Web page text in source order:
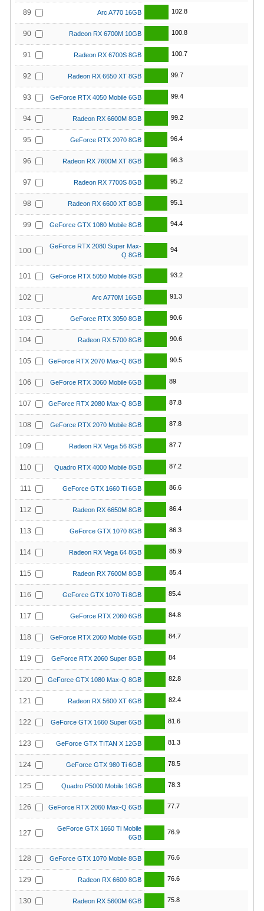
89 Arc A770 16GB 102.8
90 Radeon RX 6700M 10GB 100.8
91 Radeon RX 6700S 8GB 100.7
92 Radeon RX 6650 XT 8GB 99.7
93 GeForce RTX 4050 Mobile 6GB 99.4
94 Radeon RX 6600M 8GB 99.2
95 GeForce RTX 2070 8GB 96.4
96 Radeon RX 7600M XT 8GB 96.3
97 Radeon RX 7700S 8GB 95.2
98 Radeon RX 6600 XT 8GB 95.1
99 GeForce GTX 1080 Mobile 8GB 94.4
100
GeForce RTX 2080 Super Max-
Q 8GB
94
101 GeForce RTX 5050 Mobile 8GB 93.2
102 Arc A770M 16GB 91.3
103 GeForce RTX 3050 8GB 90.6
104 Radeon RX 5700 8GB 90.6
105 GeForce RTX 2070 Max-Q 8GB 90.5
106 GeForce RTX 3060 Mobile 6GB 89
107 GeForce RTX 2080 Max-Q 8GB 87.8
108 GeForce RTX 2070 Mobile 8GB 87.8
109 Radeon RX Vega 56 8GB 87.7
110 Quadro RTX 4000 Mobile 8GB 87.2
111 GeForce GTX 1660 Ti 6GB 86.6
112 Radeon RX 6650M 8GB 86.4
113 GeForce GTX 1070 8GB 86.3
114 Radeon RX Vega 64 8GB 85.9
115 Radeon RX 7600M 8GB 85.4
116 GeForce GTX 1070 Ti 8GB 85.4
117 GeForce RTX 2060 6GB 84.8
118 GeForce RTX 2060 Mobile 6GB 84.7
119 GeForce RTX 2060 Super 8GB 84
120 GeForce GTX 1080 Max-Q 8GB 82.8
121 Radeon RX 5600 XT 6GB 82.4
122 GeForce GTX 1660 Super 6GB 81.6
123 GeForce GTX TITAN X 12GB 81.3
124 GeForce GTX 980 Ti 6GB 78.5
125 Quadro P5000 Mobile 16GB 78.3
126 GeForce RTX 2060 Max-Q 6GB 77.7
127
GeForce GTX 1660 Ti Mobile
6GB
76.9
128 GeForce GTX 1070 Mobile 8GB 76.6
129 Radeon RX 6600 8GB 76.6
130 Radeon RX 5600M 6GB 75.8